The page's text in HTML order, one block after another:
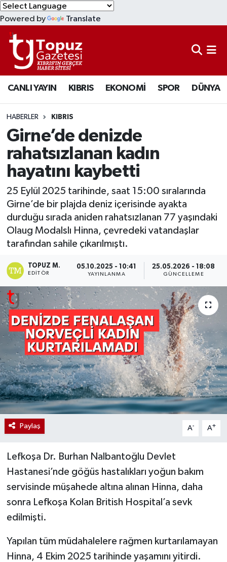
Powered by Translate
CANLI YAYIN KIBRIS EKONOMİ SPOR DÜNYA
HABERLER KIBRIS
Girne’de denizde
rahatsızlanan kadın
hayatını kaybetti
25 Eylül 2025 tarihinde, saat 15:00 sıralarında
Girne’de bir plajda deniz içerisinde ayakta
durduğu sırada aniden rahatsızlanan 77 yaşındaki
Olaug Modalslı Hinna, çevredeki vatandaşlar
tarafından sahile çıkarılmıştı.
TOPUZ M.
EDITÖR
05.10.2025 - 10:41
YAYINLANMA
25.05.2026 - 18:08
GÜNCELLEME
Paylaş A- A+
Lefkoşa Dr. Burhan Nalbantoğlu Devlet
Hastanesi’nde göğüs hastalıkları yoğun bakım
servisinde müşahede altına alınan Hinna, daha
sonra Lefkoşa Kolan British Hospital’a sevk
edilmişti.
Yapılan tüm müdahalelere rağmen kurtarılamayan
Hinna, 4 Ekim 2025 tarihinde yaşamını yitirdi.
KIBRIS
DÜNYA
EKONOMİ
MAGAZİN
SAĞLIK
SPOR
TEKNOLOJİ
TÜRKİYE
Lefkoşa Nöbetçi Eczaneler
Lefkoşa Hava Durumu
Lefkoşa Trafik Yoğunluk Haritası
Süper Lig Puan Durumu ve Fikstür
Tüm Manşetler
Son Dakika Haberleri
Haber Arşivi